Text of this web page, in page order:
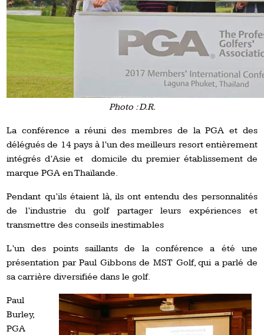
Photo : D.R.
La conférence a réuni des membres de la PGA et des
délégués de 14 pays à l’un des meilleurs resort entièrement
intégrés d’Asie et domicile du premier établissement de
marque PGA en Thaïlande.
Pendant qu’ils étaient là, ils ont entendu des personnalités
de l’industrie du golf partager leurs expériences et
transmettre des conseils inestimables
L’un des points saillants de la conférence a été une
présentation par Paul Gibbons de MST Golf, qui a parlé de
sa carrière diversifiée dans le golf.
Paul
Burley,
PGA